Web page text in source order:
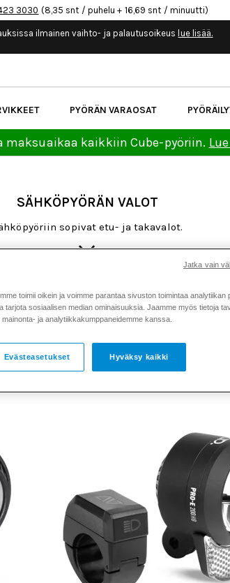
3030 (8,35 snt / puhelu + 16,69 snt / minuutti)
ilmainen vaihto- ja palautusoikeus lue lisää.
PYÖRÄN VARAOSAT
maksuaikaa kaikkiin Cube-pyöriin.
SÄHKÖPYÖRÄN VALOT
sopivat etu- ja takavalot.
ketjut Latausportin osat Laturit
ja johdot Valojohdot
toimii oikein ja voimme parantaa sivuston toimintaa analytiikan
tarjota sosiaalisen median ominaisuuksia. Jaamme myös tietoja
ja analytiikkakumppaneidemme kanssa.
Hyväksy kaikki
Evästeasetukset
Jatka vain